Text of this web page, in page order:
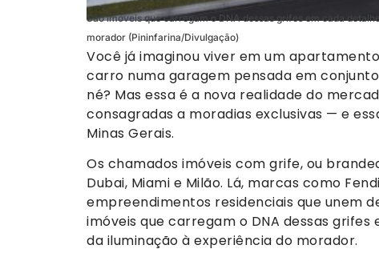
São imóveis que carregam o DNA dessas grifes em cada
morador (Pininfarina/Divulgação)
Você já imaginou viver em um
carro numa garagem pensada em
né? Mas essa é a nova realidade do
consagradas a moradias exclusivas — e
Minas Gerais.
Os chamados imóveis com grife, ou
Dubai, Miami e Milão. Lá, marcas como
empreendimentos residenciais que unem
imóveis que carregam o DNA dessas
da iluminação à experiência do morador.